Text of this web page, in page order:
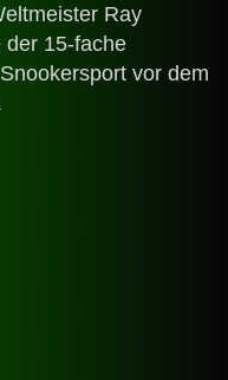
Ray
der 15-fache
vor dem